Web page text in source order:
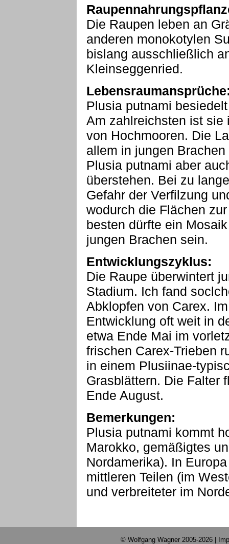
Die Raupen leben an
anderen monokotylen
bislang ausschließlich
Kleinseggenried.
Plusia putnami
Am zahlreichsten ist sie
von Hochmooren. Die
allem in jungen
Plusia putnami aber
überstehen. Bei zu
Gefahr der Verfilzung
wodurch die Flächen
besten dürfte ein
jungen Brachen sein.
Entwicklungszyklus:
Die Raupe überwintert
Stadium. Ich fand
Abklopfen von Carex.
Entwicklung oft weit in
etwa Ende Mai im
frischen Carex-Trieben
in einem Plusiinae-
Grasblättern. Die Falter
Ende August.
Bemerkungen:
Plusia putnami kommt
Marokko, gemäßigtes
Nordamerika). In
mittleren Teilen (im
und verbreiteter im
© Wolfgang Wagner 2005-2026 |